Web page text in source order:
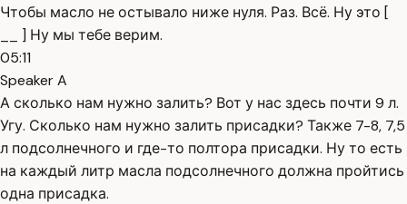
Чтобы масло не остывало ниже нуля. Раз. Всё. Ну это [
__ ] Ну мы тебе верим.
05:11
Speaker A
А сколько нам нужно залить? Вот у нас здесь почти 9 л.
Угу. Сколько нам нужно залить присадки? Также 7-8, 7,5
л подсолнечного и где-то полтора присадки. Ну то есть
на каждый литр масла подсолнечного должна пройтись
одна присадка.